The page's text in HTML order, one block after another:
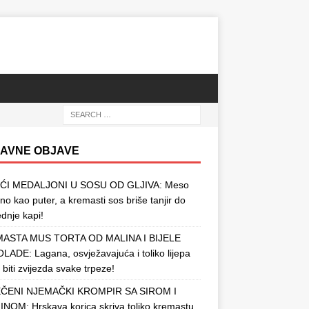
OBJAVE
MEDALJONI U SOSU OD GLJIVA: Meso
kao puter, a kremasti sos briše tanjir do
kapi!
MUS TORTA OD MALINA I BIJELE
Lagana, osvježavajuća i toliko lijepa
biti zvijezda svake trpeze!
NJEMAČKI KROMPIR SA SIROM I
Hrskava korica skriva toliko kremastu